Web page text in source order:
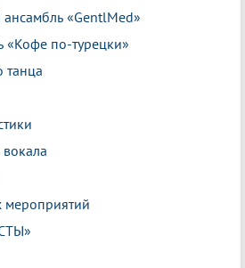
«GentlMed»
«Кофе по-турецки»
танца
мероприятий